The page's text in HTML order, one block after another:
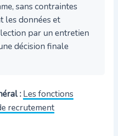
sans contraintes
les données et
par un entretien
décision finale
: Les fonctions
recrutement